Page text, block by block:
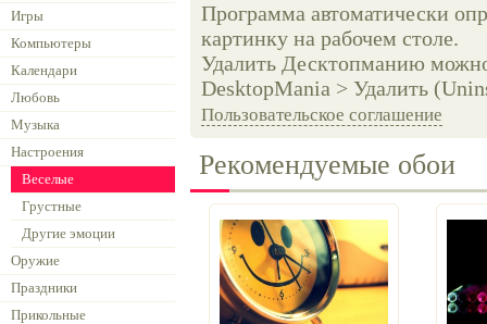
Игры
Компьютеры
Календари
Любовь
Музыка
Настроения
Веселые
Грустные
Другие эмоции
Оружие
Праздники
Прикольные
Программа автоматически
картинку на рабочем столе.
Удалить Десктопманию
DesktopMania > Удалить
Пользовательское соглашение
Рекомендуемые обои